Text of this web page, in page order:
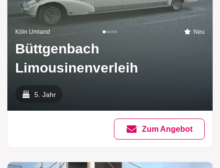
Köln Umland Neu
Büttgenbach
Limousinenverleih
5. Jahr
Zum Angebot